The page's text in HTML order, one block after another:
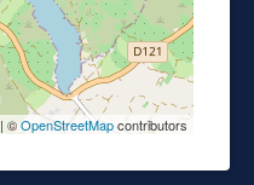
| ©OpenStreetMapcontributors